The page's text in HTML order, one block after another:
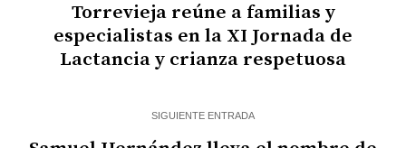
Torrevieja reúne a familias y
especialistas en la XI Jornada de
Lactancia y crianza respetuosa
SIGUIENTE ENTRADA